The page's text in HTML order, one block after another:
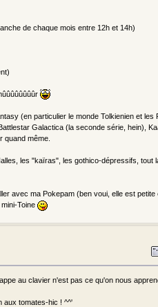
de chaque mois entre 12h et 14h)
(en particulier le monde Tolkienien et les
Galactica (la seconde série, hein),
quand même.
les "kaïras", les gothico-dépressifs, tout
avec ma Pokepam (ben voui, elle est
Toine
au clavier n'est pas ce qu'on nous
aux tomates-hic ! ^^'